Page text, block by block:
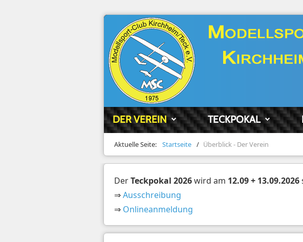
DER VEREIN TECKPOKAL
Aktuelle Seite: Startseite / Überblick - Der Verein
DerTeckpokal 2026wird am 12.09 + 13.09.2026
⇒Ausschreibung
⇒ Onlineanmeldung